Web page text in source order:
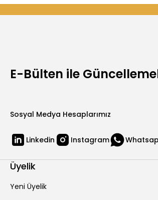
E-Bülten ile
Sosyal Medya Hesaplarımız
Linkedin Instagram
Üyelik
Yeni Üyelik